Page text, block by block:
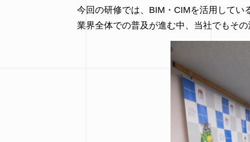
今回の研修では、BIM・CIMを活用してい
業界全体での普及が進む中、当社でもそ